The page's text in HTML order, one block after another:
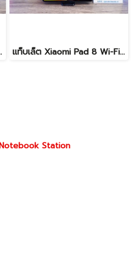
คสูง มีประกันศูนย์ เพียง 26,900.- แท็บเล็ต Xiaomi Pad 8 Wi-Fi (8+128GB) Gray ขนาด 11.2นิ้ว เครื่องสวยอุปกรณ์ครบกล่อง รีเซ็ตคืนค่าให้พร้อมใช้งาน ราคาสุดคุ้มเพียง 8,990.- ประกันศูนย์ยาว1ปีกว่า
Station